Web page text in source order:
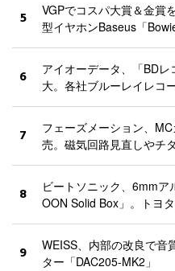
5
VGPでコスパ大賞＆金賞
型イヤホンBaseus「
6
アイオーデータ、「BD
大。各社ブルーレイレコ
7
フェーズメーション、
売。磁気回路見直しやチ
8
ビートソニック、6mm
OON Solid Box」。トヨ
9
WEISS、内部の改良で音
ター「DAC205-MK2」